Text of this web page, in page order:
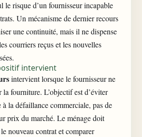
le risque d’un fournisseur incapable
Un mécanisme de dernier recours
une continuité, mais il ne dispense
courriers reçus et les nouvelles
intervient
intervient lorsque le fournisseur ne
fourniture. L’objectif est d’éviter
à la défaillance commerciale, pas de
prix du marché. Le ménage doit
nouveau contrat et comparer